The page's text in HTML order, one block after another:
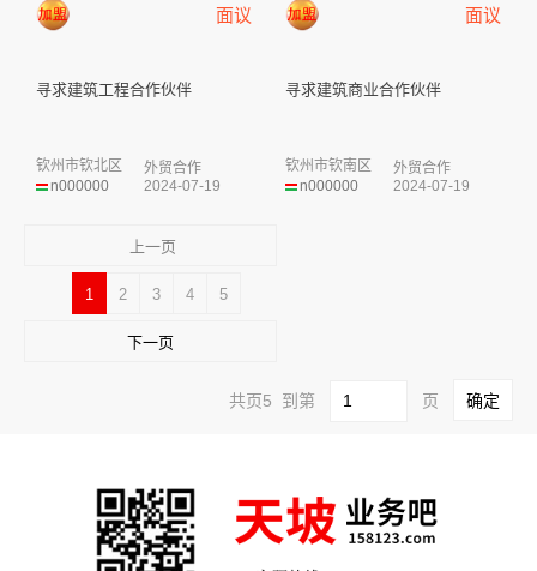
面议
寻求建筑工程合作伙伴
n000000
钦州市钦北区
外贸合作
2024-07-19
面议
寻求建筑商业合作伙伴
n000000
钦州市钦南区
外贸合作
2024-07-19
上一页
1 2 3 4 5
下一页
共页5 到第 页